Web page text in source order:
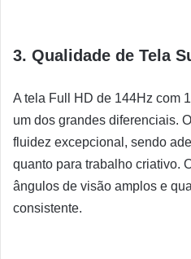
3. Qualidade de Tela
A tela Full HD de 144Hz com
um dos grandes diferenciais.
fluidez excepcional, sendo
quanto para trabalho criativo.
ângulos de visão amplos e
consistente.